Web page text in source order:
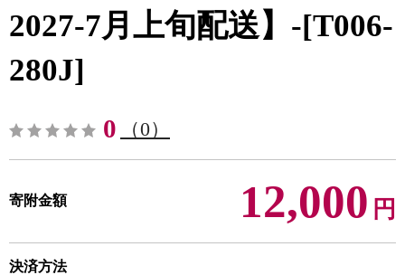
2027-7月上旬配送】-[T006-
280J]
0 （0）
寄附金額 12,000 円
決済方法